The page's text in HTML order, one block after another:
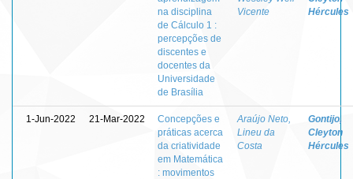
na disciplina
de Cálculo 1 :
percepções de
discentes e
docentes da
Universidade
de Brasília
Vicente
Hércules
1-Jun-2022 21-Mar-2022
Concepções e
práticas acerca
da criatividade
em Matemática
: movimentos
Araújo Neto,
Lineu da
Costa
Gontijo,
Cleyton
Hércules